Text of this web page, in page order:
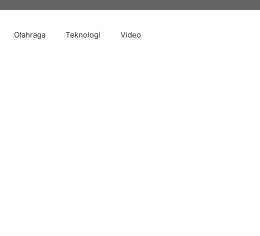
Olahraga Teknologi Video